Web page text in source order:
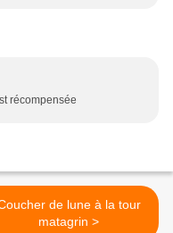
récompensée
de lune à la tour
matagrin >